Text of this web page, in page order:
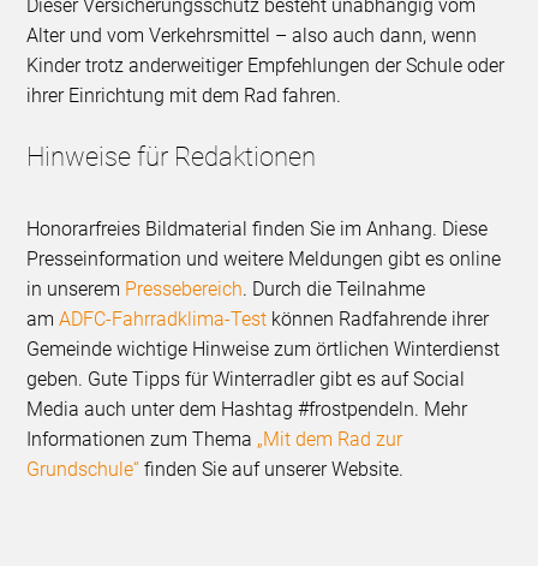
Dieser Versicherungsschutz besteht unabhängig vom
Alter und vom Verkehrsmittel – also auch dann, wenn
Kinder trotz anderweitiger Empfehlungen der Schule oder
ihrer Einrichtung mit dem Rad fahren.
Hinweise für Redaktionen
Honorarfreies Bildmaterial finden Sie im Anhang. Diese
Presseinformation und weitere Meldungen gibt es online
in unserem Pressebereich. Durch die Teilnahme
amADFC-Fahrradklima-Test können Radfahrende ihrer
Gemeinde wichtige Hinweise zum örtlichen Winterdienst
geben. Gute Tipps für Winterradler gibt es auf Social
Media auch unter dem Hashtag #frostpendeln. Mehr
Informationen zum Thema „Mit dem Rad zur
Grundschule“ finden Sie auf unserer Website.